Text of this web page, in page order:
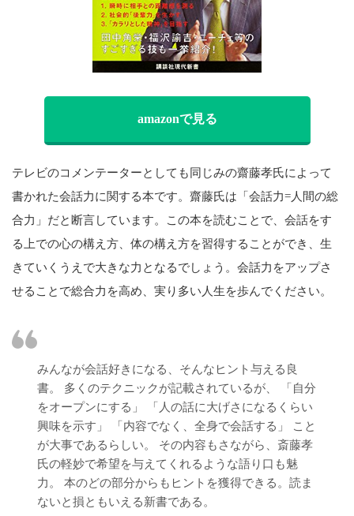
amazonで見る
テレビのコメンテーターとしても同じみの齋藤孝氏によって
書かれた会話力に関する本です。齋藤氏は「会話力=人間の総
合力」だと断言しています。この本を読むことで、会話をす
る上での心の構え方、体の構え方を習得することができ、生
きていくうえで大きな力となるでしょう。会話力をアップさ
せることで総合力を高め、実り多い人生を歩んでください。
みんなが会話好きになる、そんなヒント与える良
書。 多くのテクニックが記載されているが、 「自分
をオープンにする」 「人の話に大げさになるくらい
興味を示す」 「内容でなく、全身で会話する」 こと
が大事であるらしい。 その内容もさながら、斎藤孝
氏の軽妙で希望を与えてくれるような語り口も魅
力。 本のどの部分からもヒントを獲得できる。読ま
ないと損ともいえる新書である。